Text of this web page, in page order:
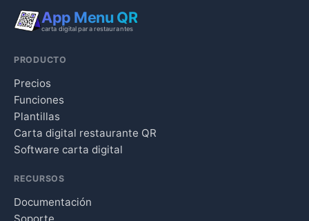
App Menu QR
carta digital para restaurantes
PRODUCTO
Precios
Funciones
Plantillas
Carta digital restaurante QR
Software carta digital
RECURSOS
Documentación